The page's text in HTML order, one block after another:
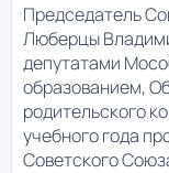
Председатель
Люберцы
депутатами
образованием,
родительского
учебного года
Советского